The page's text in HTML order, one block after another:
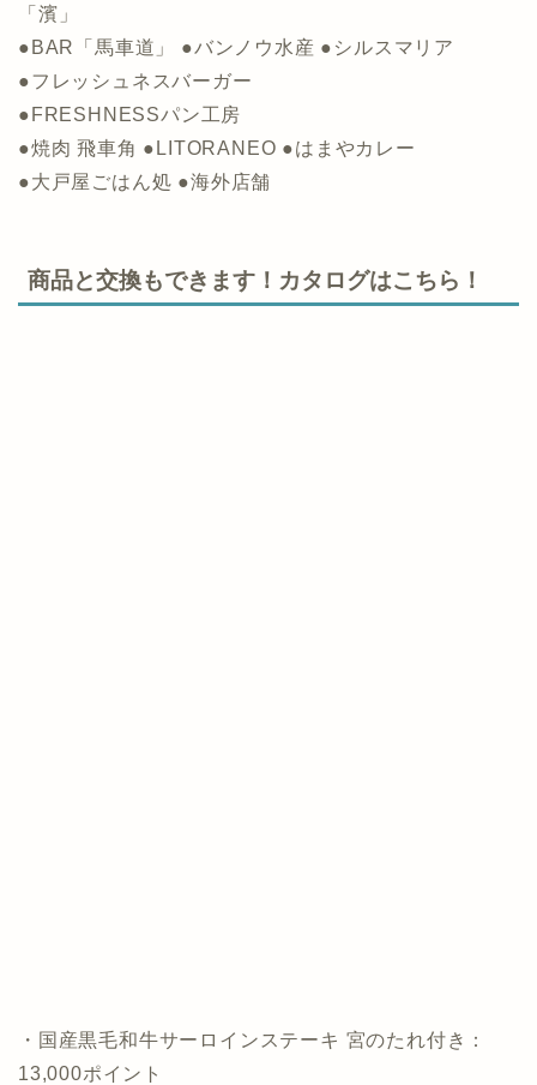
「濱」
●BAR「馬車道」 ●バンノウ水産 ●シルスマリア
●フレッシュネスバーガー
●FRESHNESSパン工房
●焼肉 飛車角 ●LITORANEO ●はまやカレー
●大戸屋ごはん処 ●海外店舗
商品と交換もできます！カタログはこちら！
・国産黒毛和牛サーロインステーキ 宮のたれ付き：
13,000ポイント